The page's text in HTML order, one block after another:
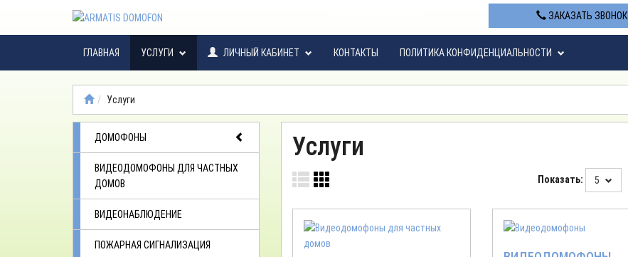
ЗАКАЗАТЬ ЗВОНОК
ГЛАВНАЯ УСЛУГИ ЛИЧНЫЙ КАБИНЕТ КОНТАКТЫ
ПОЛИТИКА КОНФИДЕНЦИАЛЬНОСТИ
Услуги
ДОМОФОНЫ
ВИДЕОДОМОФОНЫ ДЛЯ ЧАСТНЫХ
ДОМОВ
ВИДЕОНАБЛЮДЕНИЕ
ПОЖАРНАЯ СИГНАЛИЗАЦИЯ
Услуги
Показать: 5